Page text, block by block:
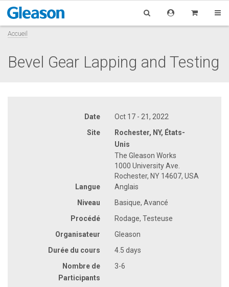
Accueil
Bevel Gear Lapping and Testing
Date
Oct 17 - 21, 2022
Site
Rochester, NY, États-
Unis
The Gleason Works
1000 University Ave.
Rochester, NY 14607, USA
Langue
Anglais
Niveau
Basique, Avancé
Procédé
Rodage, Testeuse
Organisateur
Gleason
Durée du cours
4.5 days
Nombre de
Participants
3-6